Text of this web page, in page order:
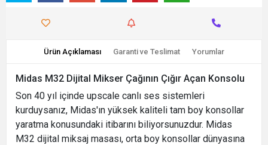
Ürün Açıklaması Garanti ve Teslimat Yorumlar
Midas M32 Dijital Mikser Çağının Çığır Açan Konsolu
Son 40 yıl içinde upscale canlı ses sistemleri
kurduysanız, Midas'ın yüksek kaliteli tam boy konsollar
yaratma konusundaki itibarını biliyorsunuzdur. Midas
M32 dijital miksaj masası, orta boy konsollar dünyasına